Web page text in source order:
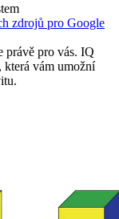
zdrojů pro Google
právě pro vás. IQ
která vám umožní